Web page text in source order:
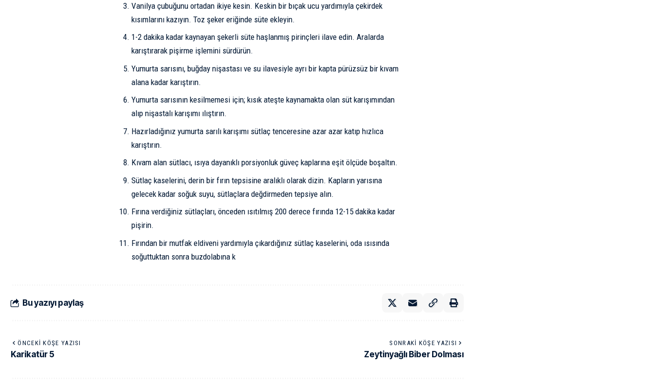
Vanilya çubuğunu ortadan ikiye kesin. Keskin bir bıçak ucu yardımıyla çekirdek
kısımlarını kazıyın. Toz şeker eriğinde süte ekleyin.
1-2 dakika kadar kaynayan şekerli süte haşlanmış pirinçleri ilave edin. Aralarda
karıştırarak pişirme işlemini sürdürün.
Yumurta sarısını, buğday nişastası ve su ilavesiyle ayrı bir kapta pürüzsüz bir kıvam
alana kadar karıştırın.
Yumurta sarısının kesilmemesi için; kısık ateşte kaynamakta olan süt karışımından
alıp nişastalı karışımı ılıştırın.
Hazırladığınız yumurta sarılı karışımı sütlaç tenceresine azar azar katıp hızlıca
karıştırın.
Kıvam alan sütlacı, ısıya dayanıklı porsiyonluk güveç kaplarına eşit ölçüde boşaltın.
Sütlaç kaselerini, derin bir fırın tepsisine aralıklı olarak dizin. Kapların yarısına
gelecek kadar soğuk suyu, sütlaçlara değdirmeden tepsiye alın.
Fırına verdiğiniz sütlaçları, önceden ısıtılmış 200 derece fırında 12-15 dakika kadar
pişirin.
Fırından bir mutfak eldiveni yardımıyla çıkardığınız sütlaç kaselerini, oda ısısında
soğuttuktan sonra buzdolabına k
Bu yazıyı paylaş
ÖNCEKI KÖŞE YAZISI
Karikatür 5
SONRAKI KÖŞE YAZISI
Zeytinyağlı Biber Dolması